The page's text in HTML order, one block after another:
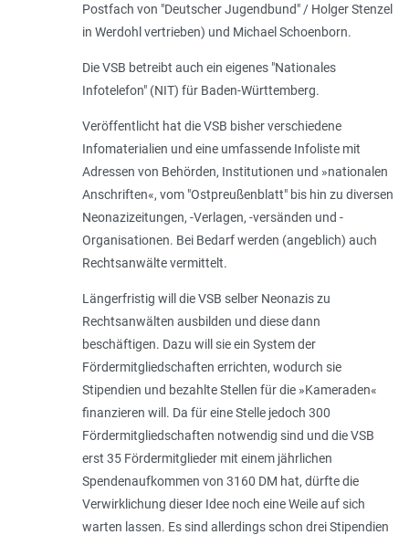
Postfach von "Deutscher Jugendbund" / Holger Stenzel
in Werdohl vertrieben) und Michael Schoenborn.
Die VSB betreibt auch ein eigenes "Nationales
Infotelefon" (NIT) für Baden-Württemberg.
Veröffentlicht hat die VSB bisher verschiedene
Infomaterialien und eine umfassende Infoliste mit
Adressen von Behörden, Institutionen und »nationalen
Anschriften«, vom "Ostpreußenblatt" bis hin zu diversen
Neonazizeitungen, -Verlagen, -versänden und -
Organisationen. Bei Bedarf werden (angeblich) auch
Rechtsanwälte vermittelt.
Längerfristig will die VSB selber Neonazis zu
Rechtsanwälten ausbilden und diese dann
beschäftigen. Dazu will sie ein System der
Fördermitgliedschaften errichten, wodurch sie
Stipendien und bezahlte Stellen für die »Kameraden«
finanzieren will. Da für eine Stelle jedoch 300
Fördermitgliedschaften notwendig sind und die VSB
erst 35 Fördermitglieder mit einem jährlichen
Spendenaufkommen von 3160 DM hat, dürfte die
Verwirklichung dieser Idee noch eine Weile auf sich
warten lassen. Es sind allerdings schon drei Stipendien